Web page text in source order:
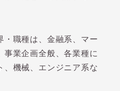
・職種は、金融系、マー
事業企画全般、各業種に
、機械、エンジニア系な